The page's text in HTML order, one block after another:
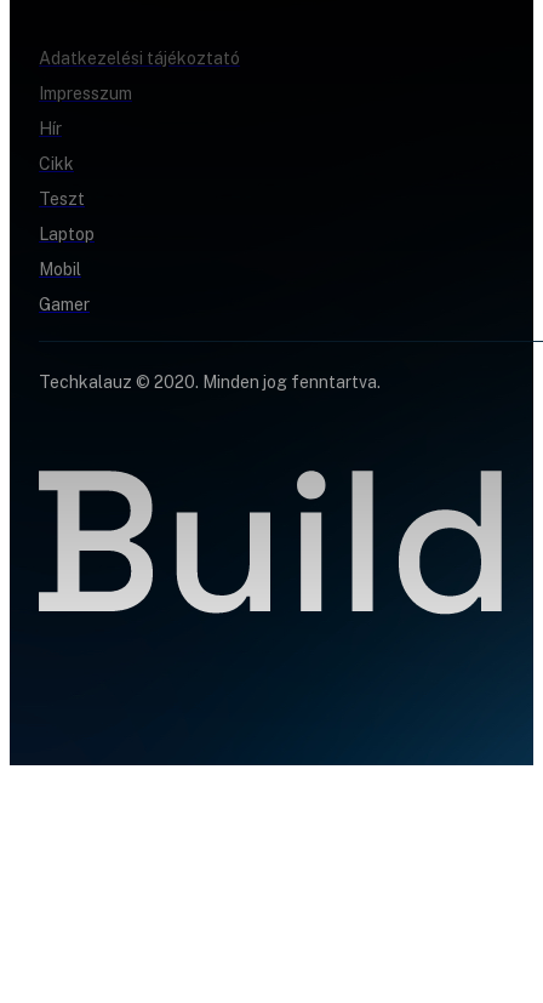
Adatkezelési tájékoztató
Impresszum
Hír
Cikk
Teszt
Laptop
Mobil
Gamer
Techkalauz © 2020. Minden jog fenntartva.